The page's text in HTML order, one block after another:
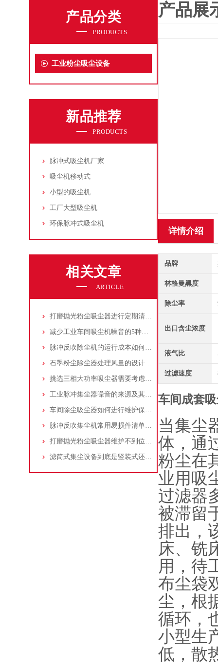
产品分类
PRODUCTS
工业粉尘吸尘设备
新品推荐
PRODUCTS
脉冲式吸尘机厂家
吸尘机移动式
小型的吸尘机
工厂大型吸尘机
环保脉冲式吸尘机
相关文章
ARTICLE
打磨抛光粉尘吸尘器进行定期清理的重要性
减少工业车间吸尘机噪音的5种方法
脉冲反吹除尘机的运行成本如何控制和优化？
石墨粉尘除尘器处理风量的设计，你了解多少
挑选三相大功率吸尘器需要考虑哪些问题？
工业脉冲集尘器噪音的来源及其控制策略
车间除尘吸尘器如何进行维护保养？
脉冲反吹集尘机常用易损件清单与更换周期建议
打磨抛光粉尘吸尘器维护不到位，那是你没有注意这些而已！
滤筒式集尘设备到底是竖装式还是横装式？
产品展
详情介绍
品牌
林格曼黑度
除尘率
出口含尘浓度
液气比
过滤速度
车间成套
当集尘
体，通
粉尘在
业用吸
过滤器
被滞留
排出，
床、铣
用，待
布尘袋
尘，根
循环，
小型生
低，散